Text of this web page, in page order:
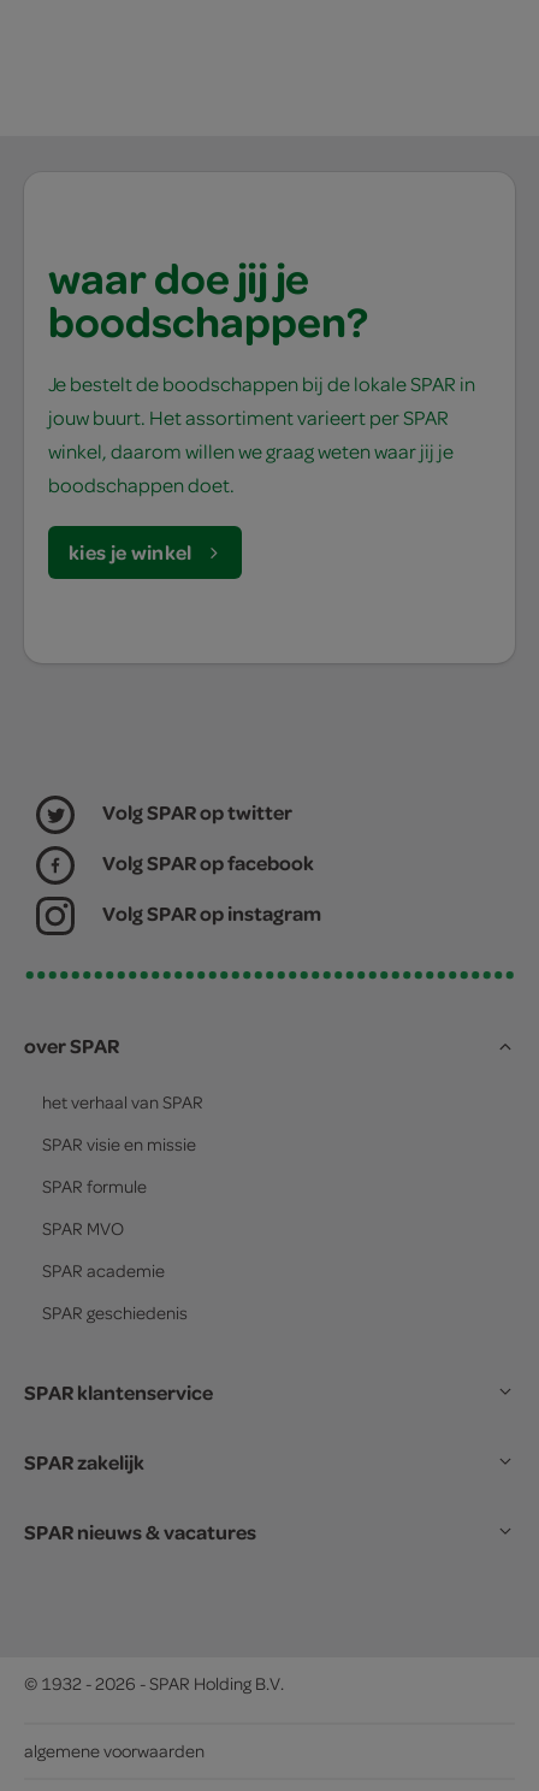
waar doe jij je
boodschappen?
Je bestelt de boodschappen bij de lokale SPAR in
jouw buurt. Het assortiment varieert per SPAR
winkel, daarom willen we graag weten waar jij je
boodschappen doet.
kies je winkel
Volg SPAR op twitter
Volg SPAR op facebook
Volg SPAR op instagram
over SPAR
het verhaal van SPAR
SPAR visie en missie
SPAR formule
SPAR MVO
SPAR academie
SPAR geschiedenis
SPAR klantenservice
SPAR zakelijk
SPAR nieuws & vacatures
© 1932 - 2026 - SPAR Holding B.V.
algemene voorwaarden